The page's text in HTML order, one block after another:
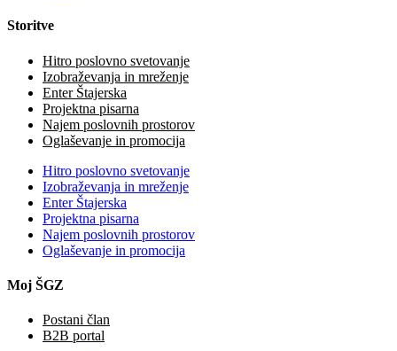
Storitve
Hitro poslovno svetovanje
Izobraževanja in mreženje
Enter Štajerska
Projektna pisarna
Najem poslovnih prostorov
Oglaševanje in promocija
Hitro poslovno svetovanje
Izobraževanja in mreženje
Enter Štajerska
Projektna pisarna
Najem poslovnih prostorov
Oglaševanje in promocija
Moj ŠGZ
Postani član
B2B portal